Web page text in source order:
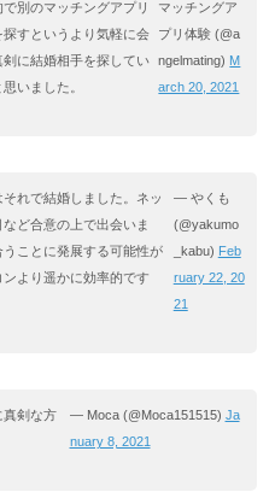
別のマッチングアプリ
すというより気軽に会
に結婚相手を探してい
いました。
マッチングア
プリ体験 (@a
ngelmating) M
arch 20, 2021
れで結婚しました。ネッ
ど合意の上で出会いま
ことに発展する可能性が
より遥かに効率的です
— やくも
(@yakumo
_kabu) Feb
ruary 22, 20
21
真剣な方
— Moca (@Moca151515) Ja
nuary 8, 2021